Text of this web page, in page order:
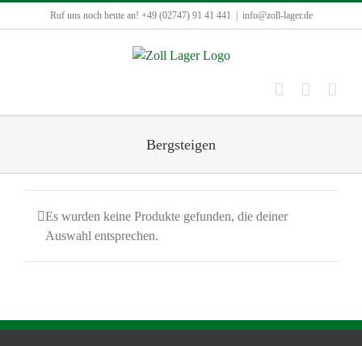
Inhalt
Ruf uns noch heute an! +49 (02747) 91 41 441 info@zoll-lager.de
Bergsteigen
Es wurden keine Produkte gefunden, die deiner
Auswahl entsprechen.